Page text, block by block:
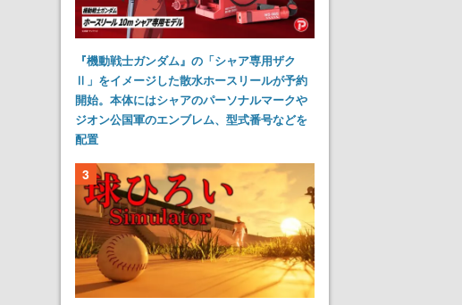
『機動戦士ガンダム』の「シャア専用ザク
Ⅱ」をイメージした散水ホースリールが予約
開始。本体にはシャアのパーソナルマークや
ジオン公国軍のエンブレム、型式番号などを
配置
3